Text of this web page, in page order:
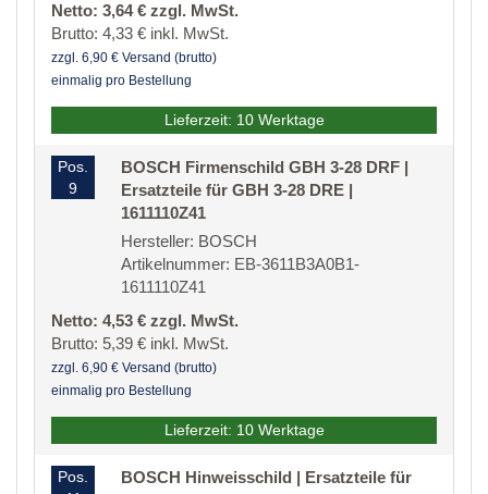
Netto: 3,64 € zzgl. MwSt.
Brutto: 4,33 € inkl. MwSt.
zzgl. 6,90 € Versand (brutto)
einmalig pro Bestellung
Lieferzeit: 10 Werktage
Pos.
9
BOSCH Firmenschild GBH 3-28 DRF |
Ersatzteile für GBH 3-28 DRE |
1611110Z41
Hersteller: BOSCH
Artikelnummer: EB-3611B3A0B1-
1611110Z41
Netto: 4,53 € zzgl. MwSt.
Brutto: 5,39 € inkl. MwSt.
zzgl. 6,90 € Versand (brutto)
einmalig pro Bestellung
Lieferzeit: 10 Werktage
Pos.
BOSCH Hinweisschild | Ersatzteile für